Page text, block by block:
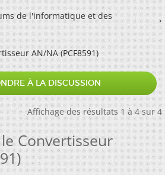
de l'informatique et des
AN/NA (PCF8591)
À LA DISCUSSION
Affichage des résultats 1 à 4 sur 4
Convertisseur